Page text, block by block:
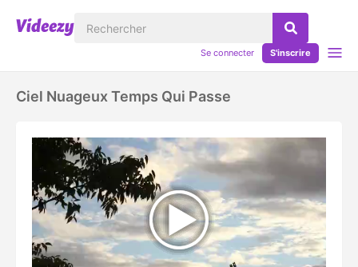
Se connecter S'inscrire
Ciel Nuageux Temps Qui Passe